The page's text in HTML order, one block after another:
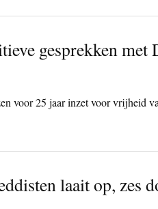
gesprekken met
voor 25 jaar inzet voor vrijheid
laait op, zes